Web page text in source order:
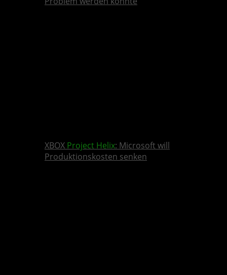
XBOX Project Helix: Microsoft will
Produktionskosten senken